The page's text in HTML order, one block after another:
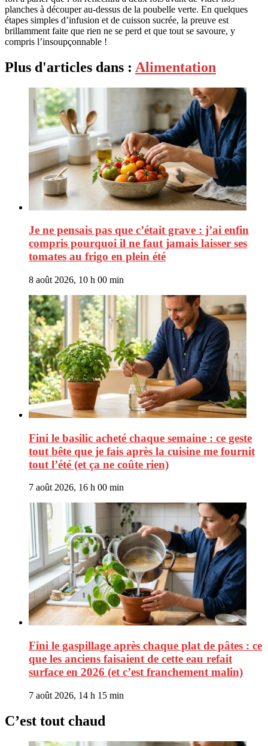
planches à découper au-dessus de la poubelle verte. En quelques
étapes simples d’infusion et de cuisson sucrée, la preuve est
brillamment faite que rien ne se perd et que tout se savoure, y
compris l’insoupçonnable !
Plus d'articles dans : Alimentation
Je ne pensais pas que c’était grave : j’ai enfin
compris pourquoi il ne faut jamais laisser ses
tomates au frigo en plein été
8 août 2026, 10 h 00 min
Fini le basilic acheté chaque semaine : ce geste
tout bête que je fais après la cuisine me fournit
tout l’été (et ça ne coûte rien)
7 août 2026, 16 h 00 min
Fini le gaspillage après chaque plat de pâtes : ce
que les anciens faisaient de cette eau refait
surface en 2026 (et c’est franchement malin)
7 août 2026, 14 h 15 min
C’est tout chaud